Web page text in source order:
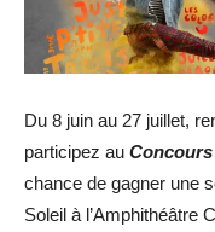
Du 8 juin au 27 juillet,
participez au
chance de gagner une
Soleil à l’Amphithéâtre